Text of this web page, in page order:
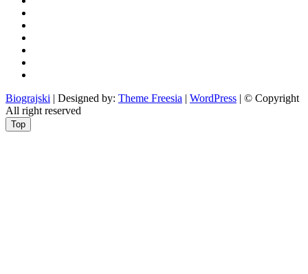
Biograjski | Designed by: Theme Freesia | WordPress | © Copyright
All right reserved
Top